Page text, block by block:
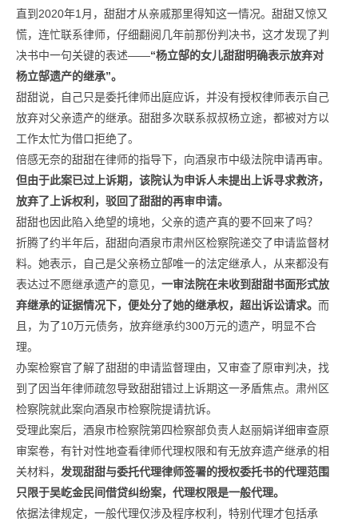
直到2020年1月，甜甜才从亲戚那里得知这一情况。甜甜又惊又
慌，连忙联系律师，仔细翻阅几年前那份判决书，这才发现了判
决书中一句关键的表述——“杨立郜的女儿甜甜明确表示放弃对
杨立郜遗产的继承”。
甜甜说，自己只是委托律师出庭应诉，并没有授权律师表示自己
放弃对父亲遗产的继承。甜甜多次联系叔叔杨立途，都被对方以
工作太忙为借口拒绝了。
倍感无奈的甜甜在律师的指导下，向酒泉市中级法院申请再审。
但由于此案已过上诉期，该院认为申诉人未提出上诉寻求救济，
放弃了上诉权利，驳回了甜甜的再审申请。
甜甜也因此陷入绝望的境地，父亲的遗产真的要不回来了吗？
折腾了约半年后，甜甜向酒泉市肃州区检察院递交了申请监督材
料。她表示，自己是父亲杨立郜唯一的法定继承人，从来都没有
表达过不愿继承遗产的意见， 一审法院在未收到甜甜书面形式放
弃继承的证据情况下，便处分了她的继承权，超出诉讼请求。 而
且，为了10万元债务，放弃继承约300万元的遗产，明显不合
理。
办案检察官了解了甜甜的申请监督理由，又审查了原审判决，找
到了因当年律师疏忽导致甜甜错过上诉期这一矛盾焦点。肃州区
检察院就此案向酒泉市检察院提请抗诉。
受理此案后，酒泉市检察院第四检察部负责人赵丽娟详细审查原
审案卷，有针对性地查看律师代理权限和有无放弃遗产继承的相
关材料， 发现甜甜与委托代理律师签署的授权委托书的代理范围
只限于吴屹金民间借贷纠纷案，代理权限是一般代理。
依据法律规定，一般代理仅涉及程序权利，特别代理才包括承